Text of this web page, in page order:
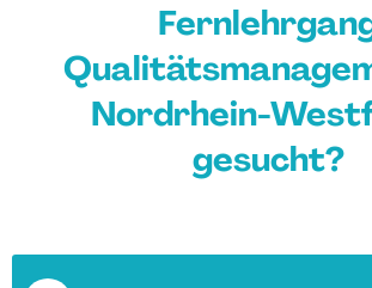
Nordrhein-
gesucht?